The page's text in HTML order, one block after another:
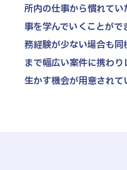
所内の仕事から慣れて
事を学んでいくことが
務経験が少ない場合も
まで幅広い案件に携わ
生かす機会が用意されて